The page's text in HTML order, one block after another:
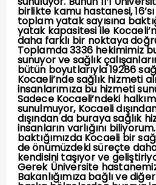
birlikte kamu hastanesi,
toplam yatak sayısına
yatak kapasitesi ile
daha farklı bir noktaya
Toplamda 3336 hekimimiz
sunuyor ve sağlık
bütün boyutlarıyla 19286
Kocaeli’nde sağlık hizmeti
insanlarımıza bu hizmeti
Sadece Kocaeli’ndeki
sunulmuyor, Kocaeli
dışından da buraya sağlık
insanların varlığını
baktığımızda Kocaeli bir
de önümüzdeki süreçte
kendisini taşıyor ve
Gerek Üniversite
Bakanlığımıza bağlı ve